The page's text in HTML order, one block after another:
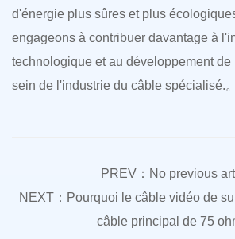
d'énergie plus sûres et plus
engageons à contribuer davantage à
technologique et au développement de
sein de l'industrie du câble spécialisé.。
PREV：No previous
NEXT：Pourquoi le câble vidéo de
câble principal de 75